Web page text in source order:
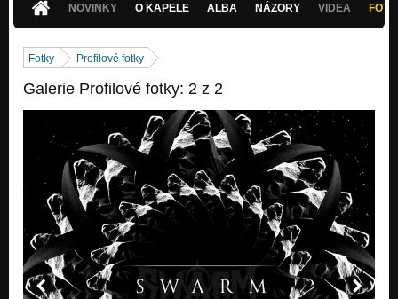
NOVINKY O KAPELE ALBA NÁZORY VIDEA
Fotky Profilové fotky
Galerie Profilové fotky: 2 z 2